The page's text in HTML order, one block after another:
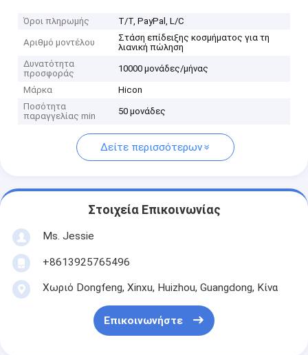
Όροι πληρωμής T/T, PayPal, L/C
Αριθμό μοντέλου
Στάση επίδειξης κοσμήματος για τη
λιανική πώληση
Δυνατότητα
προσφοράς
10000 μονάδες/μήνας
Μάρκα
Hicon
Ποσότητα
παραγγελίας min
50 μονάδες
Δείτε περισσότερων
Στοιχεία Επικοινωνίας
Ms. Jessie
+8613925765496
Χωριό Dongfeng, Xinxu, Huizhou, Guangdong, Κίνα
Επικοινωνήστε